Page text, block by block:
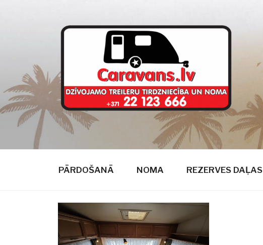
CARAVANS
dzīvojamie treileri
PĀRDOŠANĀ NOMA REZERVES DAĻAS